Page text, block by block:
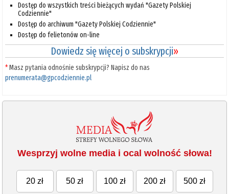
Dostęp do wszystkich treści bieżących wydań "Gazety Polskiej
Codziennie"
Dostęp do archiwum "Gazety Polskiej Codziennie"
Dostęp do felietonów on-line
Dowiedz się więcej o subskrypcji»
*Masz pytania odnośnie subskrypcji? Napisz do nas
prenumerata@gpcodziennie.pl
Wesprzyj wolne media i ocal wolność słowa!
20 zł 50 zł 100 zł 200 zł 500 zł